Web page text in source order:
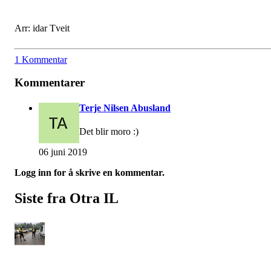
Arr: idar Tveit
1 Kommentar
Kommentarer
Terje Nilsen Abusland
Det blir moro :)
06 juni 2019
Logg inn for å skrive en kommentar.
Siste fra Otra IL